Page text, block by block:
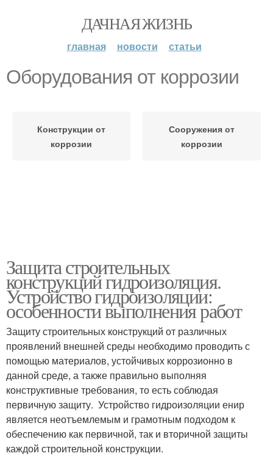
ДАЧНАЯ ЖИЗНЬ
главная новости статьи
Оборудования от коррозии
Конструкции от
коррозии
Сооружения от
коррозии
Защита строительных
конструкций гидроизоляция.
Устройство гидроизоляции:
особенности выполнения работ
Защиту строительных конструкций от различных
проявлений внешней среды необходимо проводить с
помощью материалов, устойчивых коррозионно в
данной среде, а также правильно выполняя
конструктивные требования, то есть соблюдая
первичную защиту. Устройство гидроизоляции енир
является неотъемлемым и грамотным подходом к
обеспечению как первичной, так и вторичной защиты
каждой строительной конструкции.